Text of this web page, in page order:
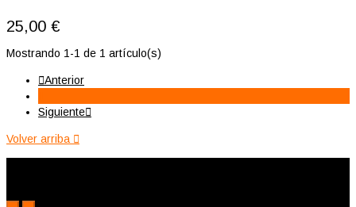
25,00 €
Mostrando 1-1 de 1 artículo(s)
Anterior
Siguiente
Volver arriba 